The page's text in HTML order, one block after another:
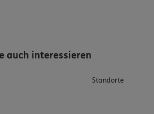
auch interessieren
Standorte